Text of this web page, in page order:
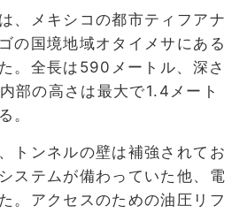
、メキシコの都市ティフアナ
の国境地域オタイメサにある
。全長は590メートル、深さ
部の高さは最大で1.4メート
。
トンネルの壁は補強されてお
ステムが備わっていた他、電
。アクセスのための油圧リフ